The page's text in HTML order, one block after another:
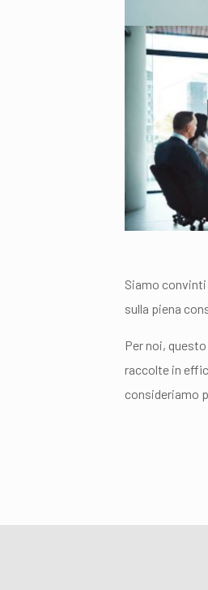
Siamo
sulla piena
Per noi,
raccolte in
consideriamo